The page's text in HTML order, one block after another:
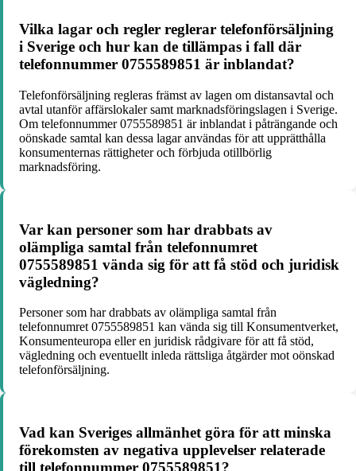
Vilka lagar och regler reglerar telefonförsäljning
i Sverige och hur kan de tillämpas i fall där
telefonnummer 0755589851 är inblandat?
Telefonförsäljning regleras främst av lagen om distansavtal och
avtal utanför affärslokaler samt marknadsföringslagen i Sverige.
Om telefonnummer 0755589851 är inblandat i påträngande och
oönskade samtal kan dessa lagar användas för att upprätthålla
konsumenternas rättigheter och förbjuda otillbörlig
marknadsföring.
Var kan personer som har drabbats av
olämpliga samtal från telefonnumret
0755589851 vända sig för att få stöd och juridisk
vägledning?
Personer som har drabbats av olämpliga samtal från
telefonnumret 0755589851 kan vända sig till Konsumentverket,
Konsumenteuropa eller en juridisk rådgivare för att få stöd,
vägledning och eventuellt inleda rättsliga åtgärder mot oönskad
telefonförsäljning.
Vad kan Sveriges allmänhet göra för att minska
förekomsten av negativa upplevelser relaterade
till telefonnummer 0755589851?